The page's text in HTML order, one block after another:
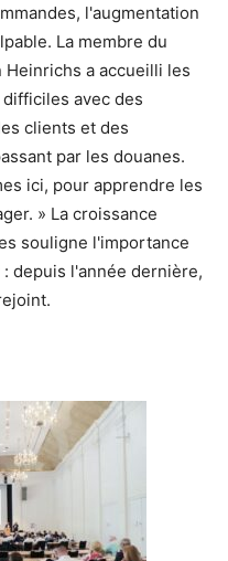
l'augmentation
La membre du
a accueilli les
avec des
clients et des
par les douanes.
ici, pour apprendre les
» La croissance
souligne l'importance
depuis l'année dernière,